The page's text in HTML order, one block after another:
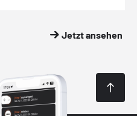
Jetzt ansehen